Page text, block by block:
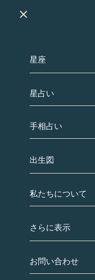
星座
星座
山羊座
魚座
牡羊座
牡牛座
蟹座
星占い
手相占い
出生図
出生図
有名人
アストロカー
私たちについて
さらに表示
相性
お問い合わせ